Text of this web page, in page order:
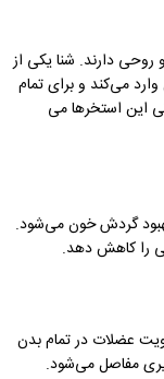
دارند. شنا یکی از
می‌کند و برای تمام
این استخرها می
گردش خون می‌شود.
را کاهش دهد.
عضلات در تمام بدن
مفاصل می‌شود.